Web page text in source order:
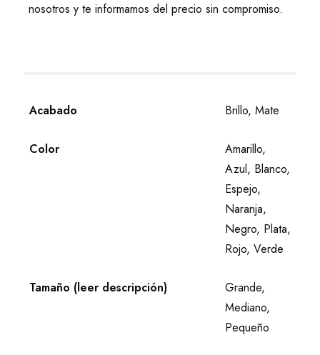
nosotros y te informamos del precio sin compromiso.
Acabado Brillo, Mate
Color
Amarillo,
Azul, Blanco,
Espejo,
Naranja,
Negro, Plata,
Rojo, Verde
Tamaño (leer descripción)
Grande,
Mediano,
Pequeño